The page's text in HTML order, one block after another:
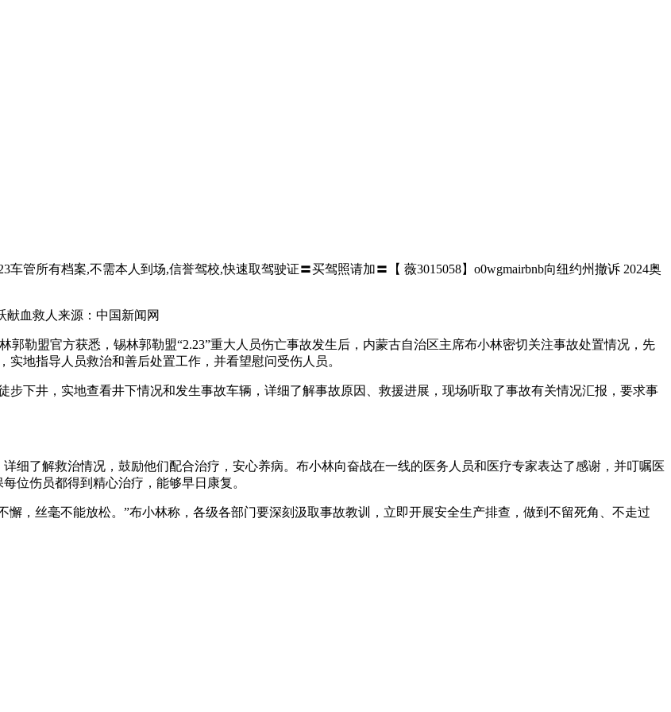
管所有档案,不需本人到场,信誉驾校,快速取驾驶证〓买驾照请加〓【 薇3015058】o0wgmairbnb向纽约州撤诉 2024奥
血救人来源：中国新闻网
勒盟官方获悉，锡林郭勒盟“2.23”重大人员伤亡事故发生后，内蒙古自治区主席布小林密切关注事故处置情况，先
地指导人员救治和善后处置工作，并看望慰问受伤人员。
下井，实地查看井下情况和发生事故车辆，详细了解事故原因、救援进展，现场听取了事故有关情况汇报，要求事
细了解救治情况，鼓励他们配合治疗，安心养病。布小林向奋战在一线的医务人员和医疗专家表达了感谢，并叮嘱医
位伤员都得到精心治疗，能够早日康复。
，丝毫不能放松。”布小林称，各级各部门要深刻汲取事故教训，立即开展安全生产排查，做到不留死角、不走过